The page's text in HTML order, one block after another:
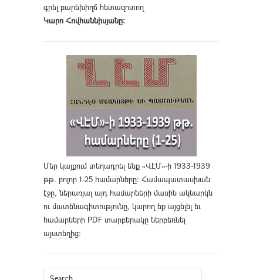
գրել բարեխիղճ հետազոտող
Կարո Հովհաննիսյանը։
Մեր կայքում տեղադրել ենք «ՎԷՄ»-ի 1933-1939
թթ. բոլոր 1-25 համարները։ Համապատասխան
էջը, ներառյալ այդ համարների մասին ակնարկն
ու մատենագիտությունը, կարող եք այցելել եւ
համարների PDF տարբերակը ներբեռնել
այստեղից։
Search